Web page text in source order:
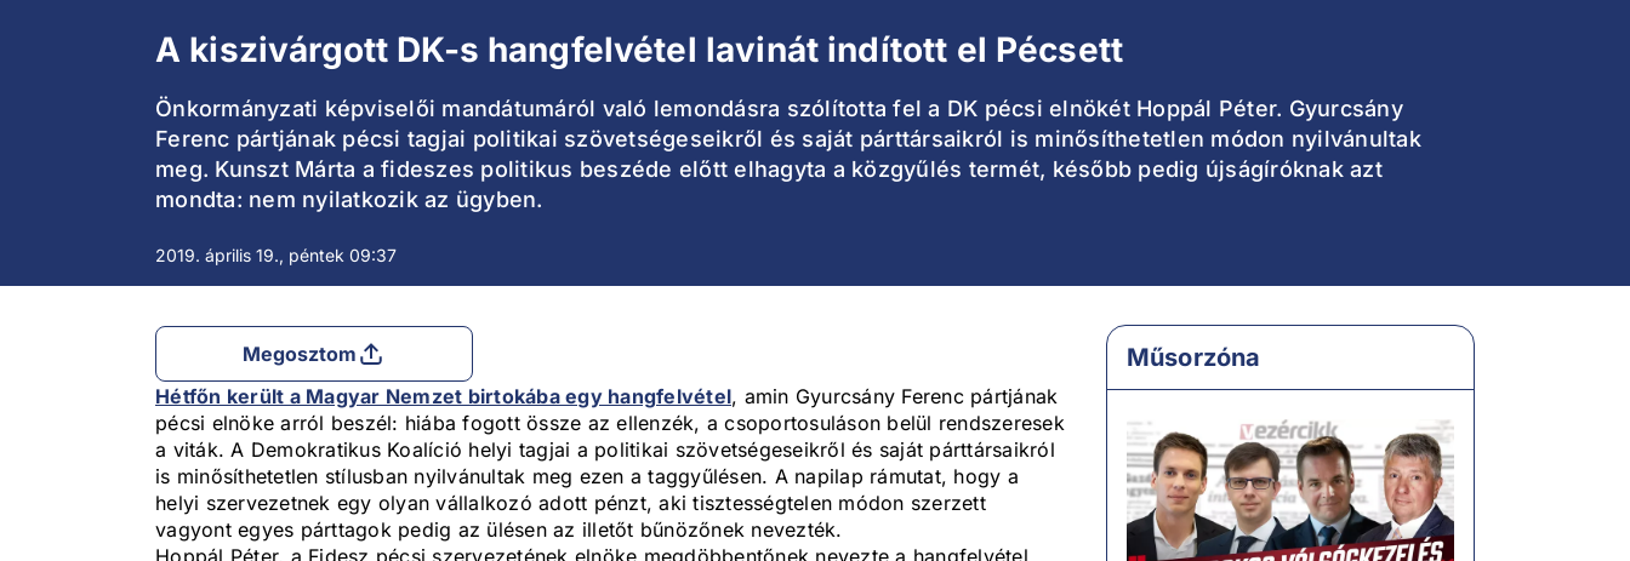
A kiszivárgott DK-s hangfelvétel lavinát indított el Pécsett
Önkormányzati képviselői mandátumáról való lemondásra szólította fel a DK pécsi elnökét Hoppál Péter. Gyurcsány
Ferenc pártjának pécsi tagjai politikai szövetségeseikről és saját párttársaikról is minősíthetetlen módon nyilvánultak
meg. Kunszt Márta a fideszes politikus beszéde előtt elhagyta a közgyűlés termét, később pedig újságíróknak azt
mondta: nem nyilatkozik az ügyben.
2019. április 19., péntek 09:37
Megosztom
Hétfőn került a Magyar Nemzet birtokába egy hangfelvétel, amin Gyurcsány Ferenc pártjának
pécsi elnöke arról beszél: hiába fogott össze az ellenzék, a csoportosuláson belül rendszeresek
a viták. A Demokratikus Koalíció helyi tagjai a politikai szövetségeseikről és saját párttársaikról
is minősíthetetlen stílusban nyilvánultak meg ezen a taggyűlésen. A napilap rámutat, hogy a
helyi szervezetnek egy olyan vállalkozó adott pénzt, aki tisztességtelen módon szerzett
vagyont egyes párttagok pedig az ülésen az illetőt bűnözőnek nevezték.
Műsorzóna